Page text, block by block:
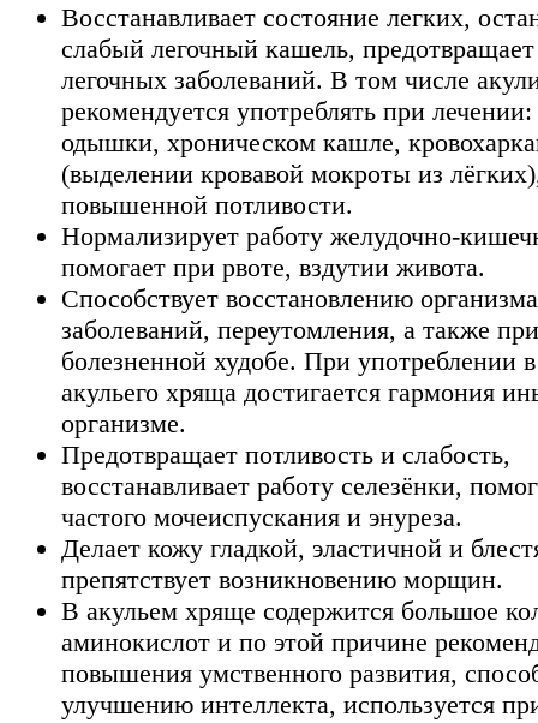
Восстанавливает состояние легких,
слабый легочный кашель, предотвращает
легочных заболеваний. В том числе
рекомендуется употреблять при
одышки, хроническом кашле,
(выделении кровавой мокроты из
повышенной потливости.
Нормализирует работу желудочно-
помогает при рвоте, вздутии живота.
Способствует восстановлению
заболеваний, переутомления, а также при
болезненной худобе. При употреблении
акульего хряща достигается гармония
организме.
Предотвращает потливость и слабость,
восстанавливает работу селезёнки,
частого мочеиспускания и энуреза.
Делает кожу гладкой, эластичной и
препятствует возникновению морщин.
В акульем хряще содержится большое
аминокислот и по этой причине
повышения умственного развития,
улучшению интеллекта, используется